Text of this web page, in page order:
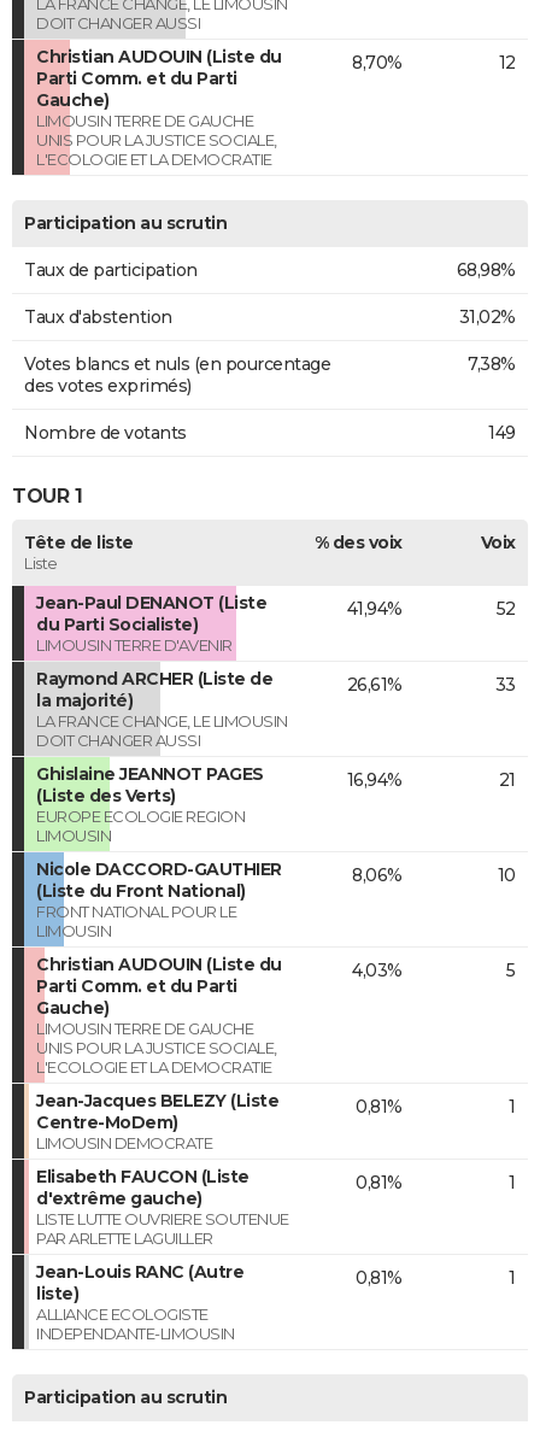
DOIT CHANGER AUSSI
Christian AUDOUIN (Liste du
Parti Comm. et du Parti
Gauche)
LIMOUSIN TERRE DE GAUCHE
UNIS POUR LA JUSTICE SOCIALE,
L'ECOLOGIE ET LA DEMOCRATIE
8,70% 12
Participation au scrutin
Taux de participation 68,98%
Taux d'abstention 31,02%
Votes blancs et nuls (en pourcentage
des votes exprimés)
7,38%
Nombre de votants 149
TOUR 1
Tête de liste
Liste
% des voix Voix
Jean-Paul DENANOT (Liste
du Parti Socialiste)
LIMOUSIN TERRE D'AVENIR
41,94% 52
Raymond ARCHER (Liste de
la majorité)
LA FRANCE CHANGE, LE LIMOUSIN
DOIT CHANGER AUSSI
26,61% 33
Ghislaine JEANNOT PAGES
(Liste des Verts)
EUROPE ECOLOGIE REGION
LIMOUSIN
16,94% 21
Nicole DACCORD-GAUTHIER
(Liste du Front National)
FRONT NATIONAL POUR LE
LIMOUSIN
8,06% 10
Christian AUDOUIN (Liste du
Parti Comm. et du Parti
Gauche)
LIMOUSIN TERRE DE GAUCHE
UNIS POUR LA JUSTICE SOCIALE,
L'ECOLOGIE ET LA DEMOCRATIE
4,03% 5
Jean-Jacques BELEZY (Liste
Centre-MoDem)
LIMOUSIN DEMOCRATE
0,81% 1
Elisabeth FAUCON (Liste
d'extrême gauche)
LISTE LUTTE OUVRIERE SOUTENUE
PAR ARLETTE LAGUILLER
0,81% 1
Jean-Louis RANC (Autre
liste)
ALLIANCE ECOLOGISTE
INDEPENDANTE-LIMOUSIN
0,81% 1
Participation au scrutin